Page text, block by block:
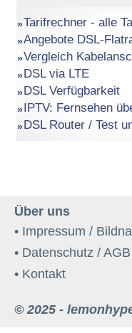
Tarifrechner - alle
Angebote DSL-
Vergleich
DSL via LTE
DSL Verfügbarkeit
IPTV: Fernsehen
DSL Router / Test
Über uns
• Impressum /
• Datenschutz / AGB
• Kontakt
© 2025 -